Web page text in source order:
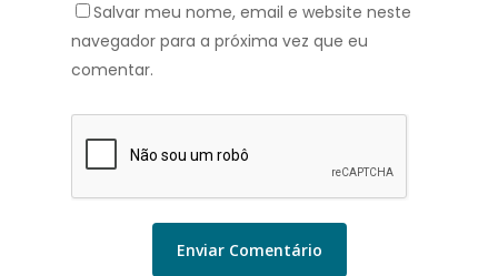
Salvar meu nome, email e website neste
navegador para a próxima vez que eu
comentar.